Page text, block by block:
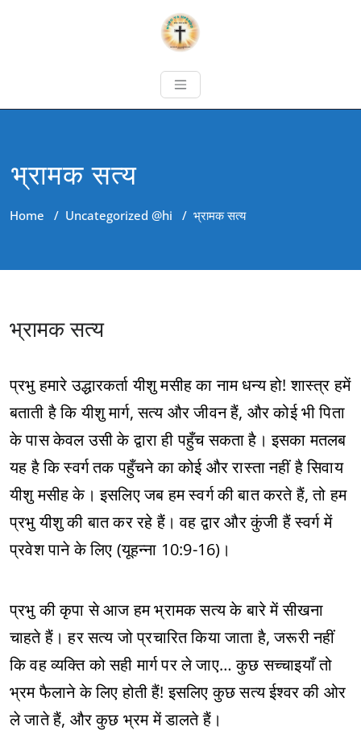
भ्रामक सत्य
Home / Uncategorized @hi / भ्रामक सत्य
भ्रामक सत्य
प्रभु हमारे उद्धारकर्ता यीशु मसीह का नाम धन्य हो! शास्त्र हमें
बताती है कि यीशु मार्ग, सत्य और जीवन हैं, और कोई भी पिता
के पास केवल उसी के द्वारा ही पहुँच सकता है। इसका मतलब
यह है कि स्वर्ग तक पहुँचने का कोई और रास्ता नहीं है सिवाय
यीशु मसीह के। इसलिए जब हम स्वर्ग की बात करते हैं, तो हम
प्रभु यीशु की बात कर रहे हैं। वह द्वार और कुंजी हैं स्वर्ग में
प्रवेश पाने के लिए (यूहन्ना 10:9-16)।
प्रभु की कृपा से आज हम भ्रामक सत्य के बारे में सीखना
चाहते हैं। हर सत्य जो प्रचारित किया जाता है, जरूरी नहीं
कि वह व्यक्ति को सही मार्ग पर ले जाए… कुछ सच्चाइयाँ तो
भ्रम फैलाने के लिए होती हैं! इसलिए कुछ सत्य ईश्वर की ओर
ले जाते हैं, और कुछ भ्रम में डालते हैं।